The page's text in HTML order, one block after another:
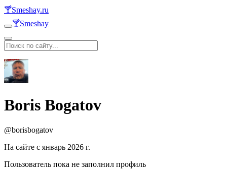
🍸Smeshay.ru
🍸Smeshay
Boris Bogatov
@borisbogatov
На сайте с январь 2026 г.
Пользователь пока не заполнил профиль